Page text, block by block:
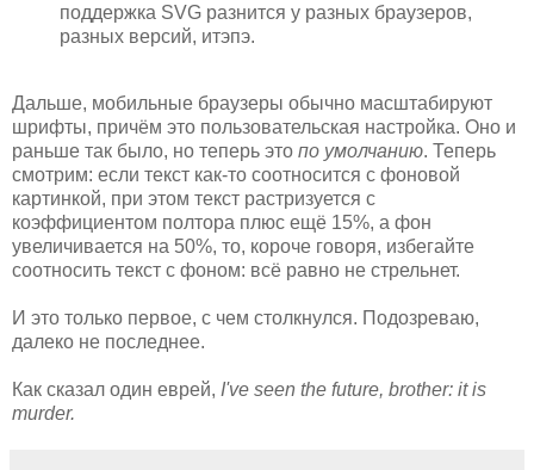
поддержка SVG разнится у разных браузеров,
разных версий, итэпэ.
Дальше, мобильные браузеры обычно масштабируют
шрифты, причём это пользовательская настройка. Оно и
раньше так было, но теперь это по умолчанию. Теперь
смотрим: если текст как-то соотносится с фоновой
картинкой, при этом текст растризуется с
коэффициентом полтора плюс ещё 15%, а фон
увеличивается на 50%, то, короче говоря, избегайте
соотносить текст с фоном: всё равно не стрельнет.
И это только первое, с чем столкнулся. Подозреваю,
далеко не последнее.
Как сказал один еврей, I've seen the future, brother: it is
murder.